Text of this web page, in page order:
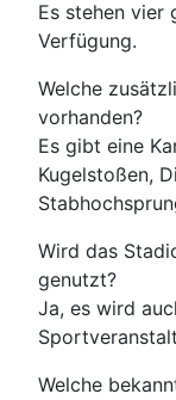
Es stehen vier
Verfügung.
Welche
vorhanden?
Es gibt eine
Kugelstoßen,
Wird das
genutzt?
Ja, es wird
Welche